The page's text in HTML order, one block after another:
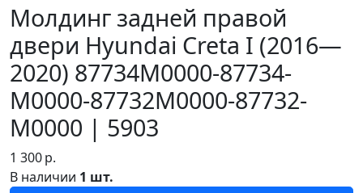
Молдинг задней правой
двери Hyundai Creta I (2016—
2020) 87734M0000-87734-
M0000-87732M0000-87732-
M0000 | 5903
1 300р.
В наличии 1 шт.